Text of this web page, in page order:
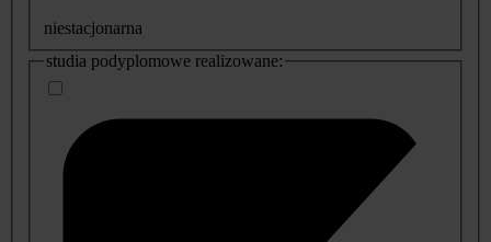
niestacjonarna
studia podyplomowe realizowane: